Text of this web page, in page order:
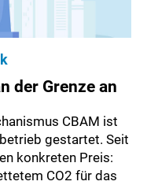
der Grenze an
CBAM ist
gestartet. Seit
konkreten Preis:
CO2 für das